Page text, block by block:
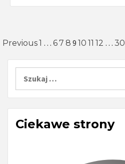
Stronicowanie
wpisów
Previous1 … 67 8 9 10 11 12 … 30
Ciekawe strony